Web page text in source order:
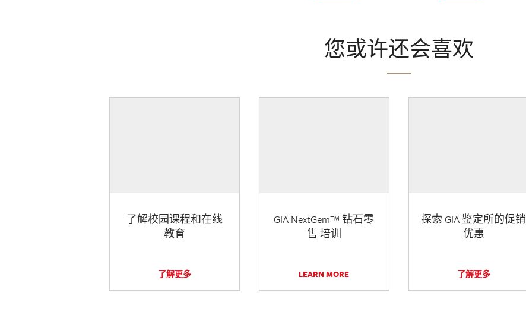
您或许还会喜欢
了解校园课程和在线
教育
了解更多
GIA NextGem™ 钻石零
售 培训
LEARN MORE
探索 GIA 鉴定所的促销
优惠
了解更多